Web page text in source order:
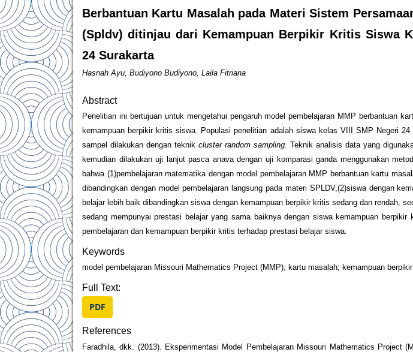
Berbantuan Kartu Masalah pada Materi Sistem
(Spldv) ditinjau dari Kemampuan Berpikir Kritis Siswa
24 Surakarta
Hasnah Ayu, Budiyono Budiyono, Laila Fitriana
Abstract
Penelitian ini bertujuan untuk mengetahui pengaruh model pembelajaran MMP berbantuan
kemampuan berpikir kritis siswa. Populasi penelitian adalah siswa kelas VIII SMP Negeri
sampel dilakukan dengan teknik cluster random sampling. Teknik analisis data yang
kemudian dilakukan uji lanjut pasca anava dengan uji komparasi ganda menggunakan
bahwa (1)pembelajaran matematika dengan model pembelajaran MMP berbantuan kartu
dibandingkan dengan model pembelajaran langsung pada materi SPLDV,(2)siswa dengan
belajar lebih baik dibandingkan siswa dengan kemampuan berpikir kritis sedang dan rendah,
sedang mempunyai prestasi belajar yang sama baiknya dengan siswa kemampuan berpikir
pembelajaran dan kemampuan berpikir kritis terhadap prestasi belajar siswa.
Keywords
model pembelajaran Missouri Mathematics Project (MMP); kartu masalah; kemampuan
Full Text:
PDF
References
Faradhila, dkk. (2013). Eksperimentasi Model Pembelajaran Missouri Mathematics Project